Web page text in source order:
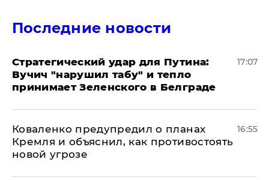
Последние новости
Стратегический удар для Путина:
Вучич "нарушил табу" и тепло
принимает Зеленского в Белграде
17:07
Коваленко предупредил о планах
Кремля и объяснил, как противостоять
новой угрозе
16:55